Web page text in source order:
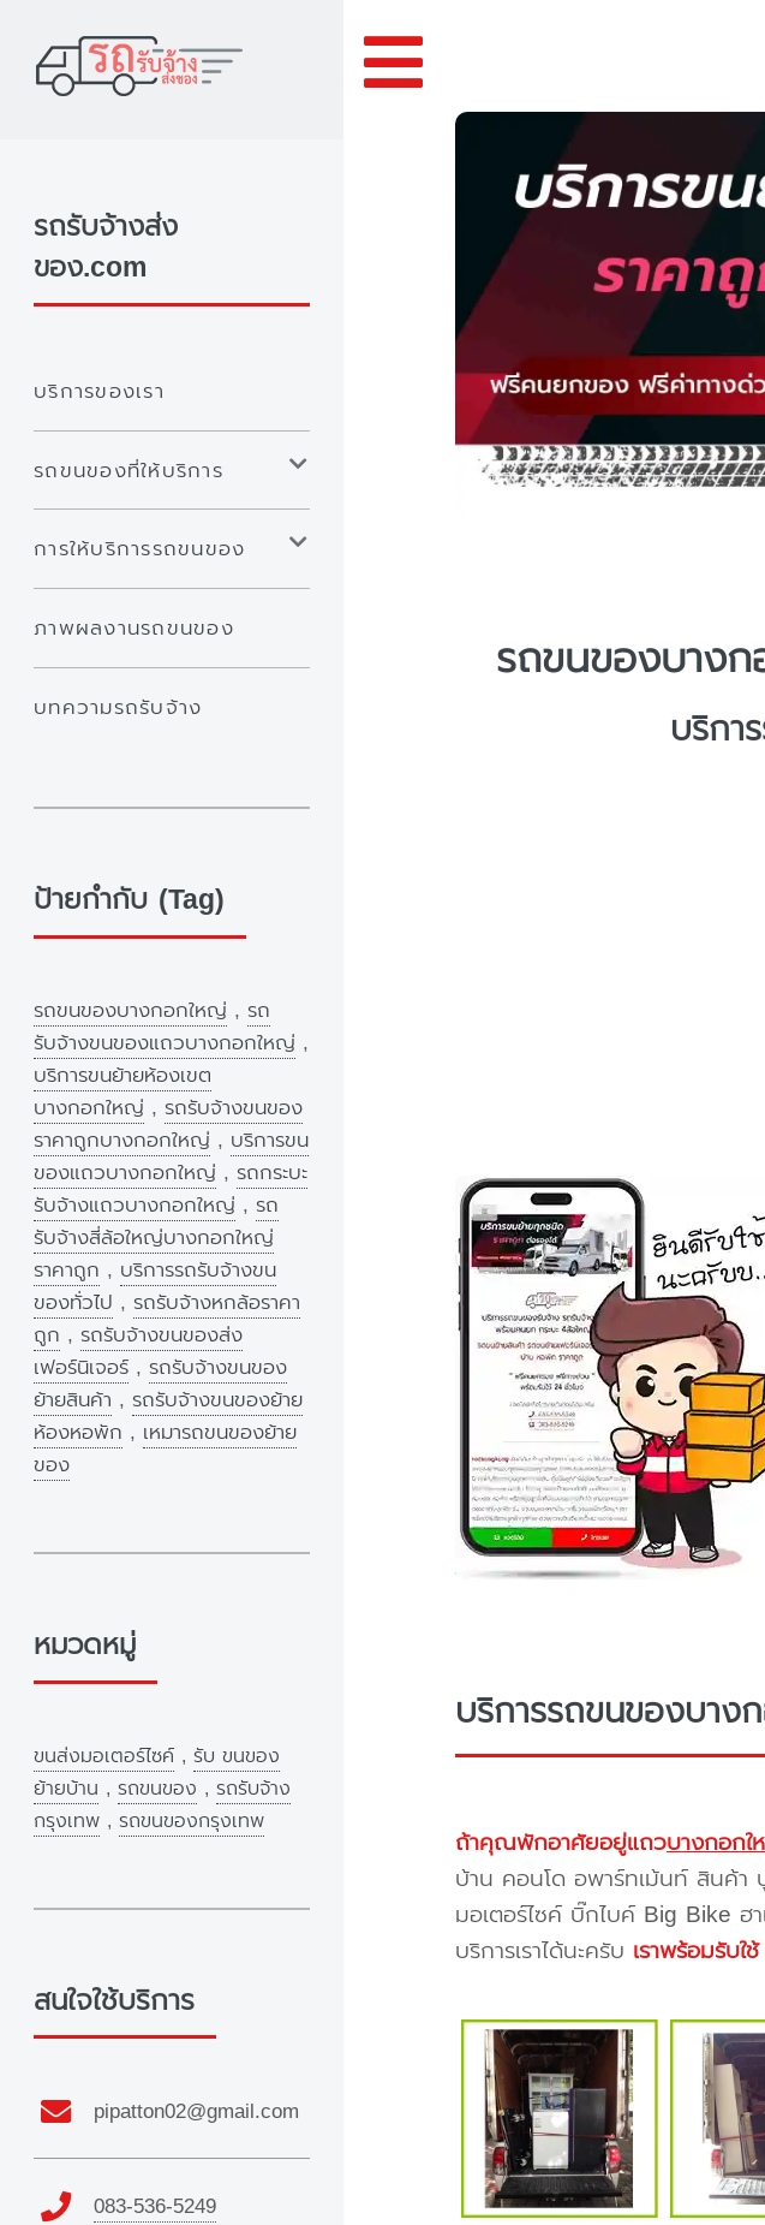
รถขนของบาง
บริกา
บริการรถขนของบาง
ถ้าคุณพักอาศัยอยู่แถวบางกอก
บ้าน คอนโด อพาร์ทเม้นท์ สินค้า
มอเตอร์ไซค์ บิ๊กไบค์ Big Bike ฮ
บริการเราได้นะครับ เราพร้อมรับใ
รถรับจ้างส่ง
ของ.com
บริการของเรา
รถขนของที่ให้บริการ
การให้บริการรถขนของ
ภาพผลงานรถขนของ
บทความรถรับจ้าง
ป้ายกำกับ (Tag)
รถขนของบางกอกใหญ่ , รถ
รับจ้างขนของแถวบางกอกใหญ่ ,
บริการขนย้ายห้องเขต
บางกอกใหญ่ , รถรับจ้างขนของ
ราคาถูกบางกอกใหญ่ , บริการขน
ของแถวบางกอกใหญ่ , รถกระบะ
รับจ้างแถวบางกอกใหญ่ , รถ
รับจ้างสี่ล้อใหญ่บางกอกใหญ่
ราคาถูก , บริการรถรับจ้างขน
ของทั่วไป , รถรับจ้างหกล้อราคา
ถูก , รถรับจ้างขนของส่ง
เฟอร์นิเจอร์ , รถรับจ้างขนของ
ย้ายสินค้า , รถรับจ้างขนของย้าย
ห้องหอพัก , เหมารถขนของย้าย
ของ
หมวดหมู่
ขนส่งมอเตอร์ไซค์ , รับ ขนของ
ย้ายบ้าน , รถขนของ , รถรับจ้าง
กรุงเทพ , รถขนของกรุงเทพ
สนใจใช้บริการ
pipatton02@gmail.com
083-536-5249